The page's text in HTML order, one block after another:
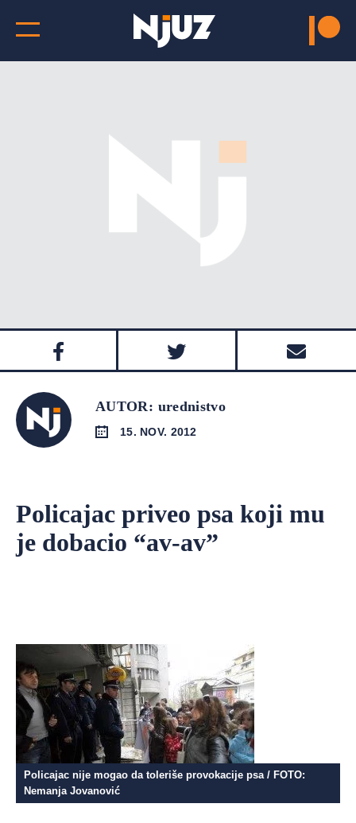
AUTOR: urednistvo
15. NOV. 2012
Policajac priveo psa koji mu
je dobacio “av-av”
Policajac nije mogao da toleriše provokacije psa / FOTO:
Nemanja Jovanović